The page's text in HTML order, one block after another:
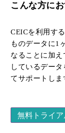
こんな方に
CEICを利用す
ものデータに1
なることに加
しているデー
てサポートしま
無料トライ